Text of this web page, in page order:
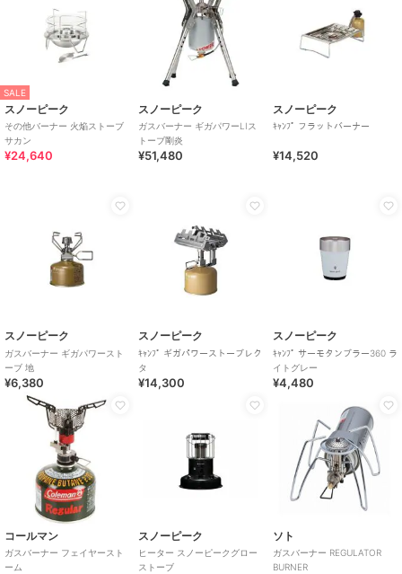
SALE
スノーピーク
その他バーナー 火焔ストーブ
サカン
¥24,640
スノーピーク
ガスバーナー ギガパワーLIス
トーブ剛炎
¥51,480
スノーピーク
ｷｬﾝﾌﾟ フラットバーナー
¥14,520
スノーピーク
ガスバーナー ギガパワースト
ーブ 地
¥6,380
スノーピーク
ｷｬﾝﾌﾟ ギガパワーストーブレク
タ
¥14,300
スノーピーク
ｷｬﾝﾌﾟ サーモタンブラー360 ラ
イトグレー
¥4,480
コールマン
ガスバーナー フェイヤースト
ーム
スノーピーク
ヒーター スノーピークグロー
ストーブ
ソト
ガスバーナー REGULATOR
BURNER